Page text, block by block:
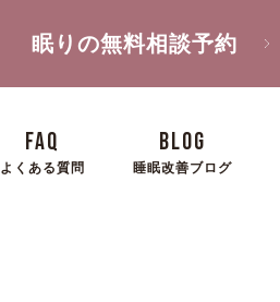
眠りの無料相談予約
FAQ
よくある質問
BLOG
睡眠改善ブログ